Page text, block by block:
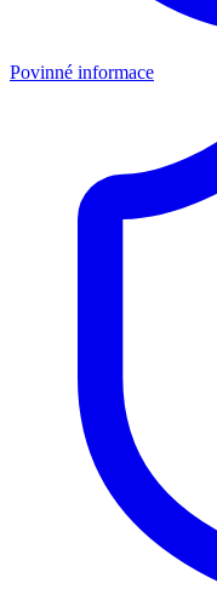
Povinné informace